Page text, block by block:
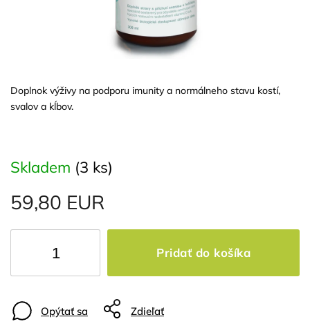
59,80 EUR
Skladem (3 ks)
Pridať do košíka
Doplnok výživy na podporu imunity a normálneho stavu kostí,
svalov a kĺbov.
Opýtať sa Zdieľať